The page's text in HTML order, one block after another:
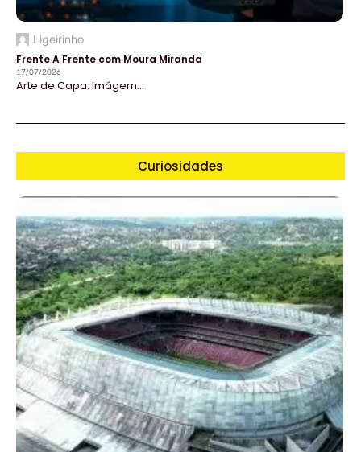
Ligeirinho
Frente A Frente com Moura Miranda
17/07/2026
Arte de Capa: Imágem...
Curiosidades